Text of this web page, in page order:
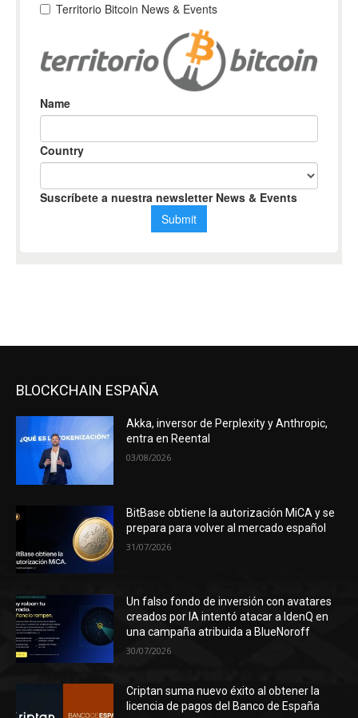
BLOCKCHAIN ESPAÑA
Akka, inversor de Perplexity y Anthropic,
entra en Reental
03/08/2026
BitBase obtiene la autorización MiCA y se
prepara para volver al mercado español
31/07/2026
Un falso fondo de inversión con avatares
creados por IA intentó atacar a IdenQ en
una campaña atribuida a BlueNoroff
30/07/2026
Criptan suma nuevo éxito al obtener la
licencia de pagos del Banco de España